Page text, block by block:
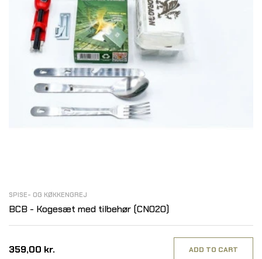
SPISE- OG KØKKENGREJ
BCB - Kogesæt med tilbehør (CN020)
359,00 kr. ADD TO CART